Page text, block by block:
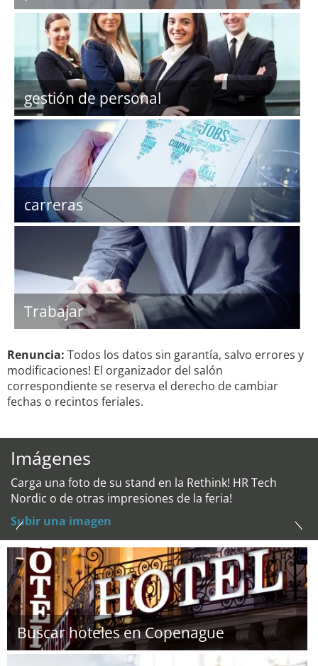
gestión de personal
carreras
Trabajar
Renuncia: Todos los datos sin garantía, salvo errores y
modificaciones! El organizador del salón
correspondiente se reserva el derecho de cambiar
fechas o recintos feriales.
Imágenes
Carga una foto de su stand en la Rethink! HR Tech
Nordic o de otras impresiones de la feria!
Subir una imagen
Buscar hoteles en Copenague